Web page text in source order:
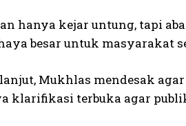
hanya kejar untung, tapi
besar untuk masyarakat
Mukhlas mendesak
klarifikasi terbuka agar